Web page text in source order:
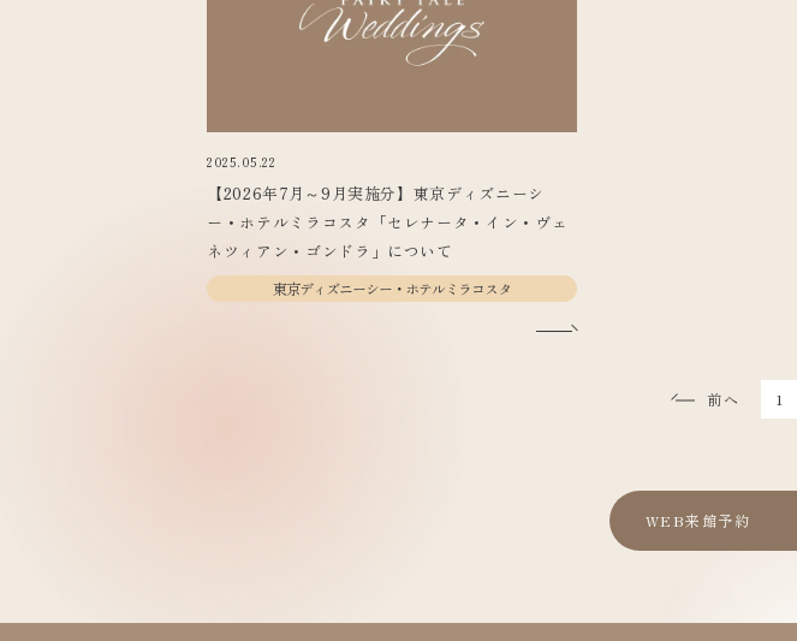
2025.05.22
【2026年7月～9月実施分】東京ディズニーシ
ー・ホテルミラコスタ「セレナータ・イン・ヴェ
ネツィアン・ゴンドラ」について
東京ディズニーシー・ホテルミラコスタ
前へ 1
WEB来館予約